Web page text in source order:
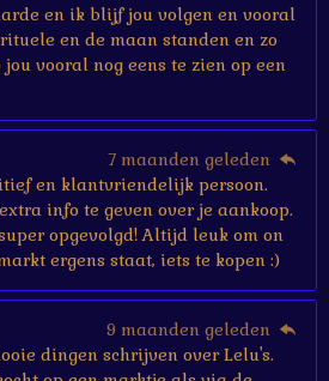
en ik blijf jou volgen en vooral
en de maan standen en zo
vooral nog eens te zien op een
7 maanden geleden
en klantvriendelijk persoon.
info te geven over je aankoop.
opgevolgd! Altijd leuk om on
ergens staat, iets te kopen :)
9 maanden geleden
dingen schrijven over Lelu's.